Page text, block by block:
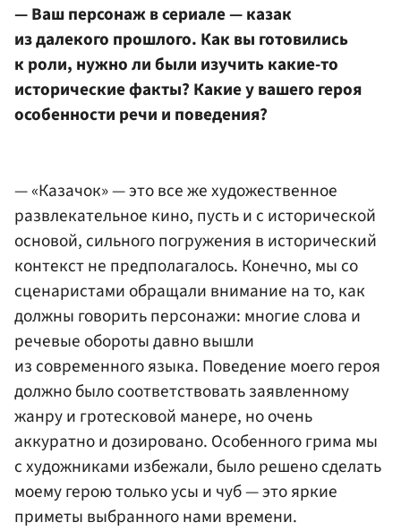
— Ваш персонаж в сериале — казак
из далекого прошлого. Как вы готовились
к роли, нужно ли были изучить какие-то
исторические факты? Какие у вашего героя
особенности речи и поведения?
— «Казачок» — это все же художественное
развлекательное кино, пусть и с исторической
основой, сильного погружения в исторический
контекст не предполагалось. Конечно, мы со
сценаристами обращали внимание на то, как
должны говорить персонажи: многие слова и
речевые обороты давно вышли
из современного языка. Поведение моего героя
должно было соответствовать заявленному
жанру и гротесковой манере, но очень
аккуратно и дозировано. Особенного грима мы
с художниками избежали, было решено сделать
моему герою только усы и чуб — это яркие
приметы выбранного нами времени.